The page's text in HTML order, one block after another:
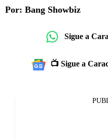
Por: Bang Showbiz
Sigue a
📺 Sigue a